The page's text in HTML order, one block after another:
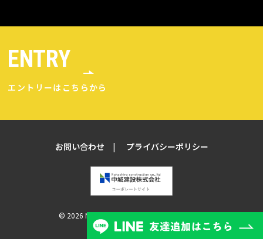
ENTRY
エントリーはこちらから
お問い合わせ プライバシーポリシー
© 2026 NAKASHIRO CONSTRUCTION Co., ltd.